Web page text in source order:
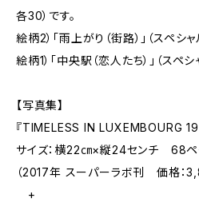
各30）です。
絵柄2）「雨上がり（街路）」（スペシ
絵柄1）「中央駅（恋人たち）」（スペ
【写真集】
『TIMELESS IN LUXEMBOURG
サイズ：横22㎝×縦24センチ 68
（2017年 スーパーラボ刊 価格：
+